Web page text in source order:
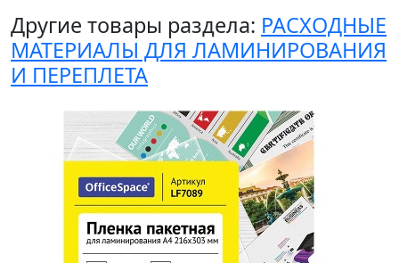
Другие товары раздела: РАСХОДНЫЕ
МАТЕРИАЛЫ ДЛЯ ЛАМИНИРОВАНИЯ
И ПЕРЕПЛЕТА